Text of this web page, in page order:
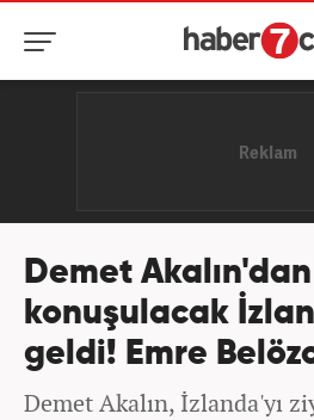
Demet
konuşulacak
geldi! Emre
Demet Akalın, İzlanda'yı